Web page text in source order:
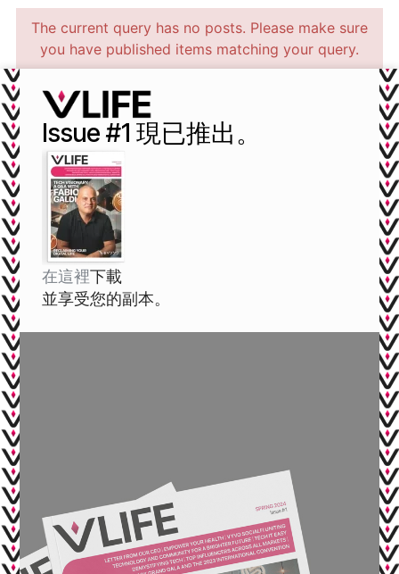
The current query has no posts. Please make sure
you have published items matching your query.
Issue #1 現已推出。
在這裡下載
並享受您的副本。